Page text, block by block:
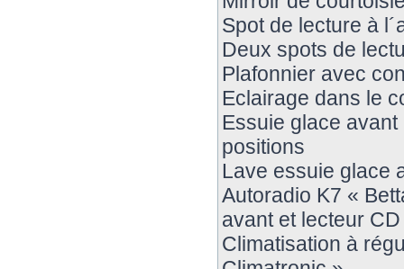
Spot de lecture à
Deux spots de
Plafonnier avec
Eclairage dans le
Essuie glace
positions
Lave essuie glace
Autoradio K7 «
avant et lecteur
Climatisation à